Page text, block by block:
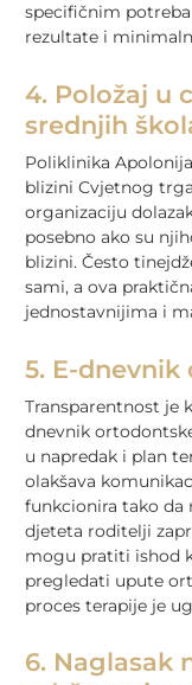
specifičnim
rezultate i
4. Položaj u
srednjih
Poliklinika
blizini Cvjetnog
organizaciju
posebno ako su
blizini. Često
sami, a ova
jednostavnijima i
5. E-
Transparentnost je
dnevnik
u napredak i plan
olakšava
funkcionira tako da
djeteta roditelji
mogu pratiti ishod
pregledati upute
proces terapije je
6. Naglasak